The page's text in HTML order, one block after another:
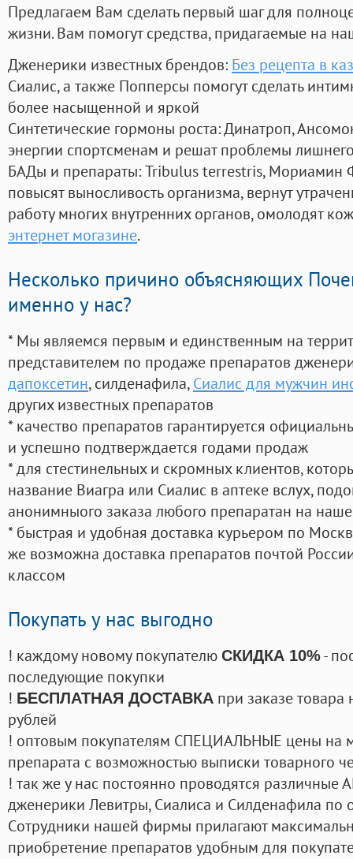
Предлагаем Вам сделать первый шаг для
жизни. Вам помогут средства, придагаемые на
Дженерики известных брендов: Без рецепта в
Сиалис, а также Попперсы помогут сделать
более насыщенной и яркой
Синтетические гормоны роста: Динатроп,
энергии спортсменам и решат проблемы
БАДы и препараты:Tribulus terrestris, Мориамин
повысят выносливость организма, вернут
работу многих внутренних органов, омолодят
энтернет могазине.
Несколько причино объясняющих
именно у нас?
* Мы являемся первым и единственным на
представителем по продаже препаратов
дапоксетин, силденафила, Сиалис для мужчин
других известных препаратов
* качество препаратов гарантируется
и успешно подтверждается годами продаж
* для стестинельных и скромных клиентов,
название Виагра или Сиалис в аптеке вслух,
анонимныого заказа любого препаратан на
* быстрая и удобная доставка курьером по
же возможна доставка препаратов почтой
классом
Покупать у нас выгодно
! каждому новому покупателю СКИДКА 10%-
последующие покупки
! БЕСПЛАТНАЯ ДОСТАВКА при заказе
рублей
! оптовым покупателям СПЕЦИАЛЬНЫЕ цены на
препарата с возможностью выписки товарного
! так же у нас постоянно проводятся
дженерики Левитры, Сиалиса и Силденафила по
Cотрудники нашей фирмы прилагают
приобретение препаратов удобным для